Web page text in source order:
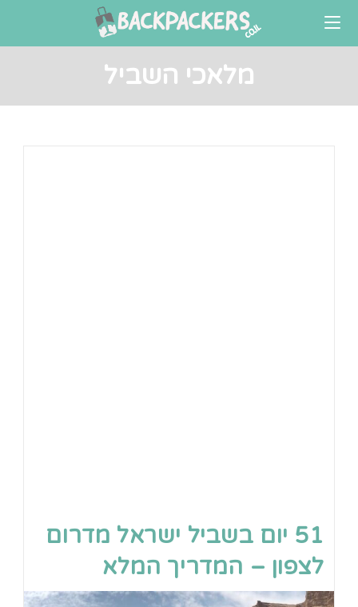
content
מלאכי השביל
51 יום בשביל ישראל מדרום
לצפון – המדריך המלא